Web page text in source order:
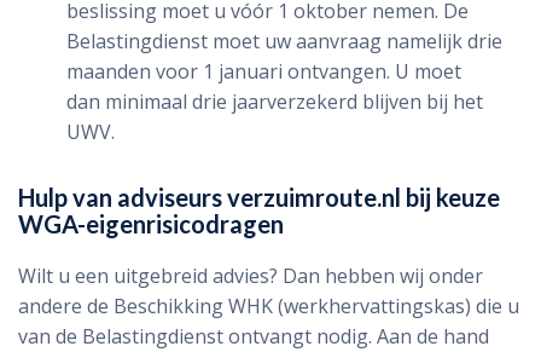
beslissing moet u vóór 1 oktober nemen. De
Belastingdienst moet uw aanvraag namelijk drie
maanden voor 1 januari ontvangen. U moet
dan minimaal drie jaarverzekerd blijven bij het
UWV.
Hulp van adviseurs verzuimroute.nl bij keuze
WGA-eigenrisicodragen
Wilt u een uitgebreid advies? Dan hebben wij onder
andere de Beschikking WHK (werkhervattingskas) die u
van de Belastingdienst ontvangt nodig. Aan de hand